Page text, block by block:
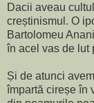
Dacii aveau
creștinismul. O
Bartolomeu
în acel vas de lut
Și de atunci
împartă cireșe în